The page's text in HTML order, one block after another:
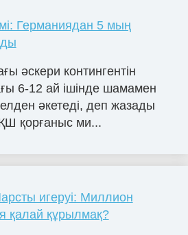
Германиядан 5 мың
әскери контингентін
6-12 ай ішінде шамамен
әкетеді, деп жазады
қорғаныс ми...
игеруі: Миллион
қалай құрылмақ?